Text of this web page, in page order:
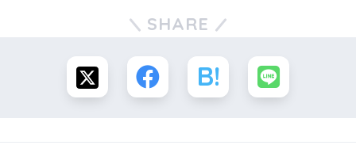
SHARE